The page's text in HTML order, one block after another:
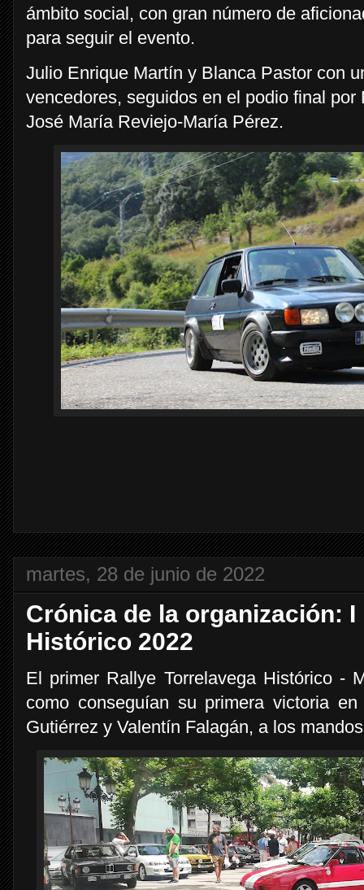
ámbito social, con gran número de
para seguir el evento.
Julio Enrique Martín y Blanca Pastor con
vencedores, seguidos en el podio final
José María Reviejo-María Pérez.
martes, 28 de junio de 2022
Crónica de la organización:
Histórico 2022
El primer Rallye Torrelavega Histórico -
como conseguían su primera victoria
Gutiérrez y Valentín Falagán, a los